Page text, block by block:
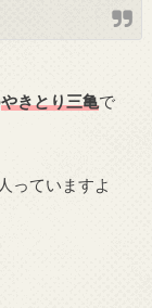
やきとり三亀で
っていますよ